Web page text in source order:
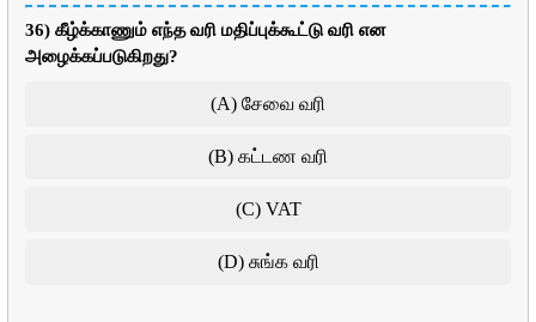
36) கீழ்க்காணும் எந்த வரி மதிப்புக்கூட்டு வரி என
அழைக்கப்படுகிறது?
(A) சேவை வரி
(B) கட்டண வரி
(C) VAT
(D) சுங்க வரி